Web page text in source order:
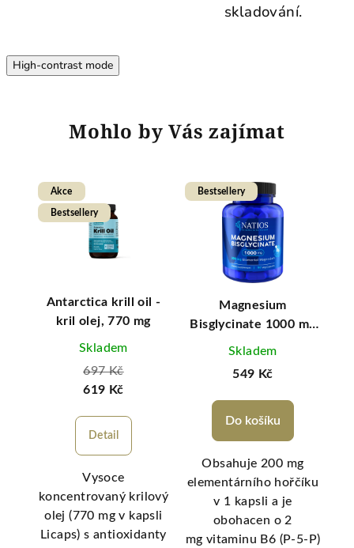
skladování.
High-contrast mode
Mohlo by Vás zajímat
Akce
Bestsellery
Antarctica krill oil -
kril olej, 770 mg
Skladem
697 Kč
619 Kč
Detail
Vysoce
koncentrovaný krilový
olej (770 mg v kapsli
Licaps) s antioxidanty
Bestsellery
Magnesium
Bisglycinate 1000 mg
+ B6, 90 veg. kapslí,
Skladem
549 Kč
Do košíku
Obsahuje 200 mg
elementárního hořčíku
v 1 kapsli a je
obohacen o 2
mg vitaminu B6 (P-5-P)